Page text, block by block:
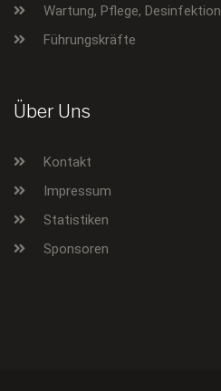
Wartung, Pflege, Desinfektion
Führungskräfte
Über Uns
Kontakt
Impressum
Statistiken
Sponsoren